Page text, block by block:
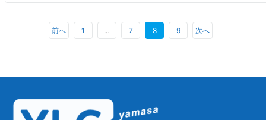
前へ 1 … 7 8 9 次へ